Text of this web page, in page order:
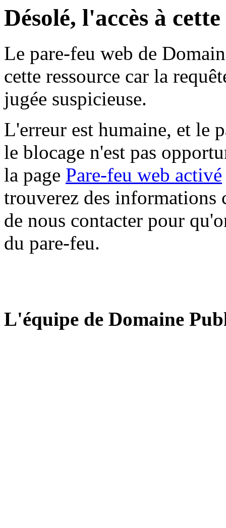
Désolé, l'accès à
Le pare-feu web de
cette ressource car la
jugée suspicieuse.
L'erreur est humaine, et le
le blocage n'est pas
la page Pare-feu web activé
trouverez des informations
de nous contacter pour
du pare-feu.
L'équipe de Domaine